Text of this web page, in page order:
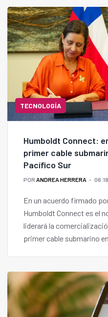
TECNOLOGÍA
Humboldt Connect:
primer cable
Pacífico Sur
POR ANDREA HERRERA
En un acuerdo firmado
Humboldt Connect es el
liderará la
primer cable submarino